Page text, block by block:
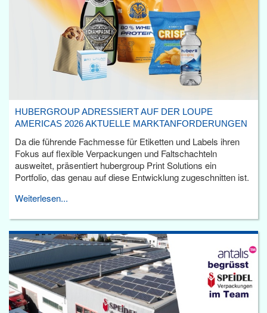
HUBERGROUP ADRESSIERT AUF DER LOUPE
AMERICAS 2026 AKTUELLE MARKTANFORDERUNGEN
Da die führende Fachmesse für Etiketten und Labels ihren
Fokus auf flexible Verpackungen und Faltschachteln
ausweitet, präsentiert hubergroup Print Solutions ein
Portfolio, das genau auf diese Entwicklung zugeschnitten ist.
Weiterlesen...